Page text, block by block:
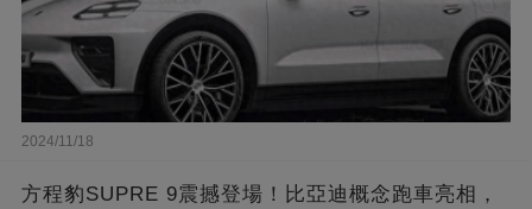
2024/11/18
方程豹SUPRE 9震撼登場！比亞迪概念跑車亮相，